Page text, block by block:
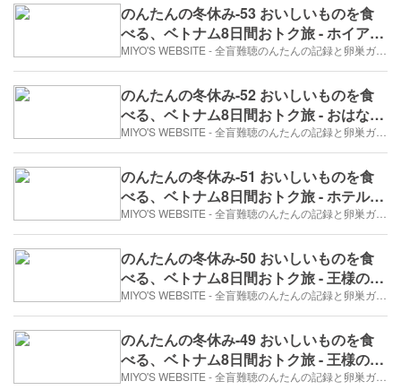
のんたんの冬休み-53 おいしいものを食
べる、ベトナム8日間おトク旅 - ホイアン
へ（2017年12月28日/5日め）
のんたんの冬休み-52 おいしいものを食
べる、ベトナム8日間おトク旅 - おはな、
しゅん（2017年12月28日/5日め）
のんたんの冬休み-51 おいしいものを食
べる、ベトナム8日間おトク旅 - ホテルの
ビュッフェで豪華な朝食（2017年12月28
日/5日め）
のんたんの冬休み-50 おいしいものを食
べる、ベトナム8日間おトク旅 - 王様のデ
ィナー、ハウマッチ？（2017年12月27
日/4日め）
のんたんの冬休み-49 おいしいものを食
べる、ベトナム8日間おトク旅 - 王様のデ
ィナー②（2017年12月27日/4日め）